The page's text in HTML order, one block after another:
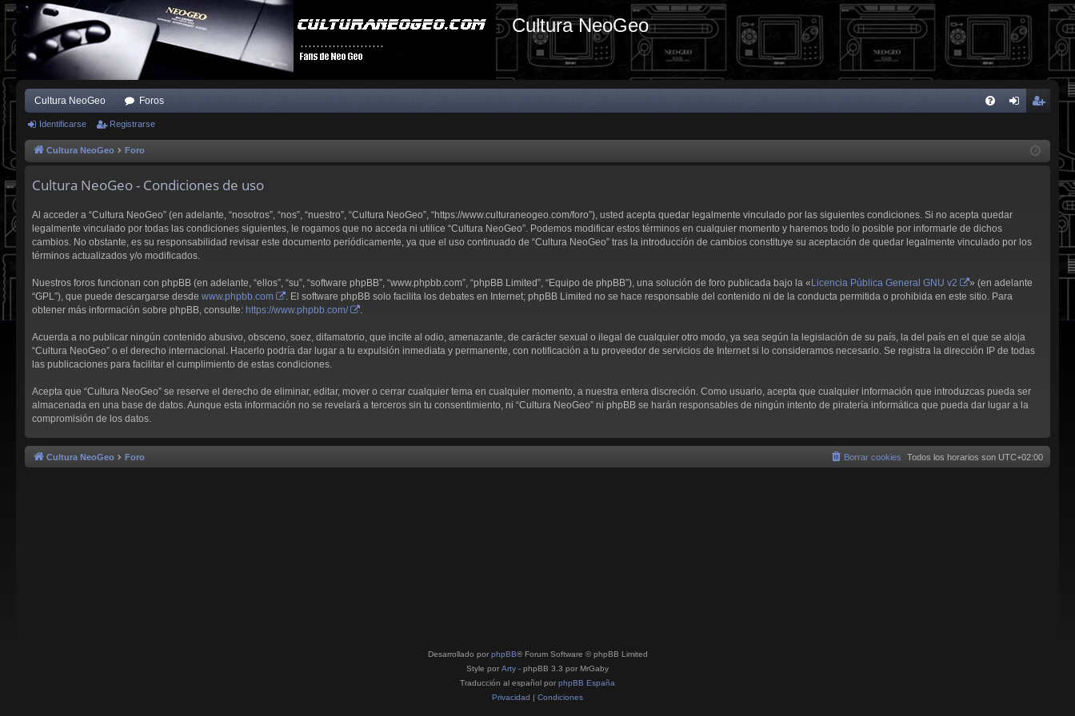
Cultura NeoGeo
Cultura NeoGeo Foros
se
ist
Identificarse Registrarse
Cultura NeoGeo Foro
Cultura NeoGeo - Condiciones de uso
Al acceder a “Cultura NeoGeo” (en adelante, “nosotros”, “nos”, “nuestro”, “Cultura NeoGeo”, “https://www.culturaneogeo.com/foro”), usted acepta quedar legalmente vinculado por las siguientes condiciones. Si no acepta quedar
legalmente vinculado por todas las condiciones siguientes, le rogamos que no acceda ni utilice “Cultura NeoGeo”. Podemos modificar estos términos en cualquier momento y haremos todo lo posible por informarle de dichos
cambios. No obstante, es su responsabilidad revisar este documento periódicamente, ya que el uso continuado de “Cultura NeoGeo” tras la introducción de cambios constituye su aceptación de quedar legalmente vinculado por los
términos actualizados y/o modificados.
Nuestros foros funcionan con phpBB (en adelante, “ellos”, “su”, “software phpBB”, “www.phpbb.com”, “phpBB Limited”, “Equipo de phpBB”), una solución de foro publicada bajo la «Licencia Pública General GNU v2
» (en adelante
“GPL”), que puede descargarse desde www.phpbb.com
. El software phpBB solo facilita los debates en Internet; phpBB Limited no se hace responsable del contenido ni de la conducta permitida o prohibida en este sitio. Para
obtener más información sobre phpBB, consulte: https://www.phpbb.com/ .
Acuerda a no publicar ningún contenido abusivo, obsceno, soez, difamatorio, que incite al odio, amenazante, de carácter sexual o ilegal de cualquier otro modo, ya sea según la legislación de su país, la del país en el que se aloja
“Cultura NeoGeo” o el derecho internacional. Hacerlo podría dar lugar a tu expulsión inmediata y permanente, con notificación a tu proveedor de servicios de Internet si lo consideramos necesario. Se registra la dirección IP de todas
las publicaciones para facilitar el cumplimiento de estas condiciones.
Acepta que “Cultura NeoGeo” se reserve el derecho de eliminar, editar, mover o cerrar cualquier tema en cualquier momento, a nuestra entera discreción. Como usuario, acepta que cualquier información que introduzcas pueda ser
almacenada en una base de datos. Aunque esta información no se revelará a terceros sin tu consentimiento, ni “Cultura NeoGeo” ni phpBB se harán responsables de ningún intento de piratería informática que pueda dar lugar a la
compromisión de los datos.
Cultura NeoGeo Foro Todos los horarios son UTC+02:00
Borrar cookies
Desarrollado por phpBB® Forum Software © phpBB Limited
Style por Arty - phpBB 3.3 por MrGaby
Traducción al español por phpBB España
Privacidad | Condiciones